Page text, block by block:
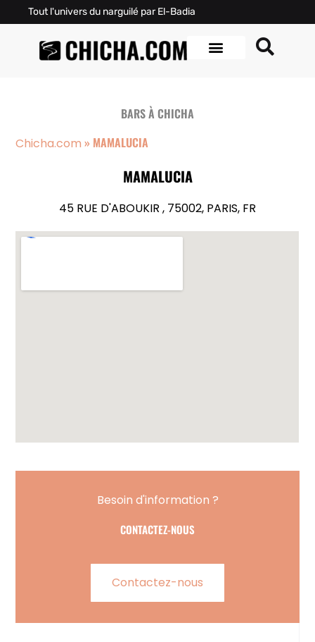
Tout l'univers du narguilé par El-Badia
BARS À CHICHA
Chicha.com » MAMALUCIA
MAMALUCIA
45 RUE D'ABOUKIR , 75002, PARIS, FR
Besoin d'information ?
CONTACTEZ-NOUS
Contactez-nous